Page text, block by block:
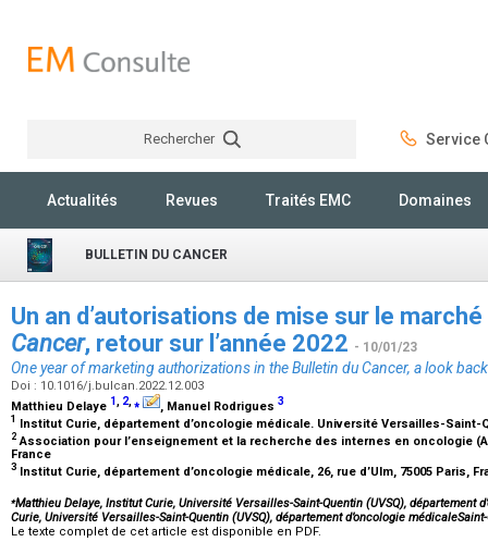
Rechercher Service
Actualités Revues Traités EMC Domaines
BULLETIN DU CANCER
Un an d’autorisations de mise sur le
Cancer, retour sur l’année 2022 - 10/01/23
One year of marketing authorizations in theBulletin du Cancer, a look
Doi : 10.1016/j.bulcan.2022.12.003
Matthieu Delaye 1, 2,⁎ , Manuel Rodrigues 3
1 Institut Curie, département d’oncologie médicale. Université Versailles-Saint-
2 Association pour l’enseignement et la recherche des internes en oncologie
France
3 Institut Curie, département d’oncologie médicale, 26, rue d’Ulm, 75005 Paris,
⁎Matthieu Delaye, Institut Curie, Université Versailles-Saint-Quentin (UVSQ), département
Curie, Université Versailles-Saint-Quentin (UVSQ), département d’oncologie
Le texte complet de cet article est disponible en PDF.